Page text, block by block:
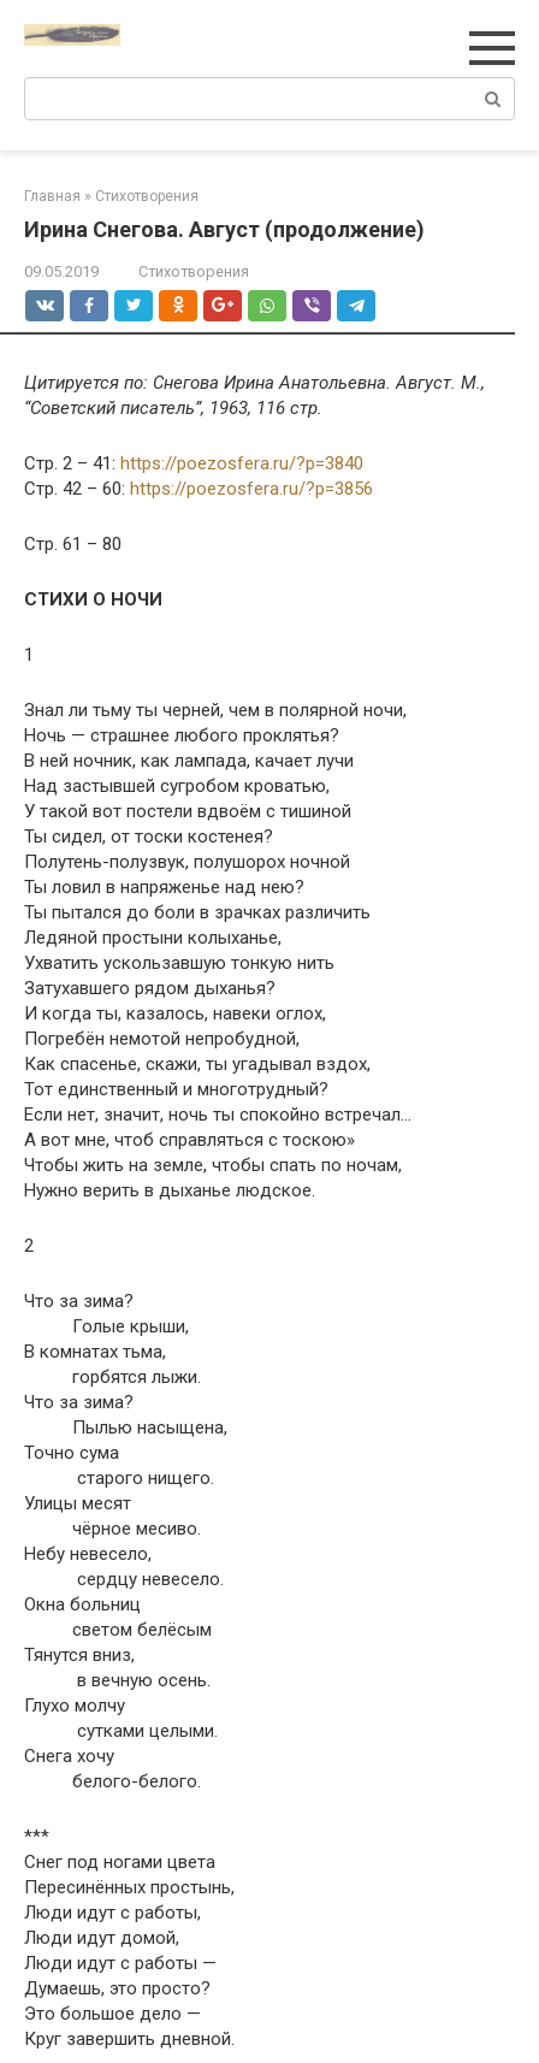
Главная » Стихотворения
Ирина Снегова. Август (продолжение)
09.05.2019 Стихотворения
Цитируется по: Снегова Ирина Анатольевна. Август. М.,
“Советский писатель”, 1963, 116 стр.
Стр. 2 – 41: https://poezosfera.ru/?p=3840
Стр. 42 – 60: https://poezosfera.ru/?p=3856
Стр. 61 – 80
СТИХИ О НОЧИ
1
Знал ли тьму ты черней, чем в полярной ночи,
Ночь — страшнее любого проклятья?
В ней ночник, как лампада, качает лучи
Над застывшей сугробом кроватью,
У такой вот постели вдвоём с тишиной
Ты сидел, от тоски костенея?
Полутень-полузвук, полушорох ночной
Ты ловил в напряженье над нею?
Ты пытался до боли в зрачках различить
Ледяной простыни колыханье,
Ухватить ускользавшую тонкую нить
Затухавшего рядом дыханья?
И когда ты, казалось, навеки оглох,
Погребён немотой непробудной,
Как спасенье, скажи, ты угадывал вздох,
Тот единственный и многотрудный?
Если нет, значит, ночь ты спокойно встречал…
А вот мне, чтоб справляться с тоскою»
Чтобы жить на земле, чтобы спать по ночам,
Нужно верить в дыханье людское.
2
Что за зима?
Голые крыши,
В комнатах тьма,
горбятся лыжи.
Что за зима?
Пылью насыщена,
Точно сума
старого нищего.
Улицы месят
чёрное месиво.
Небу невесело,
сердцу невесело.
Окна больниц
светом белёсым
Тянутся вниз,
в вечную осень.
Глухо молчу
сутками целыми.
Снега хочу
белого-белого.
***
Снег под ногами цвета
Пересинённых простынь,
Люди идут с работы,
Люди идут домой,
Люди идут с работы —
Думаешь, это просто?
Это большое дело —
Круг завершить дневной.